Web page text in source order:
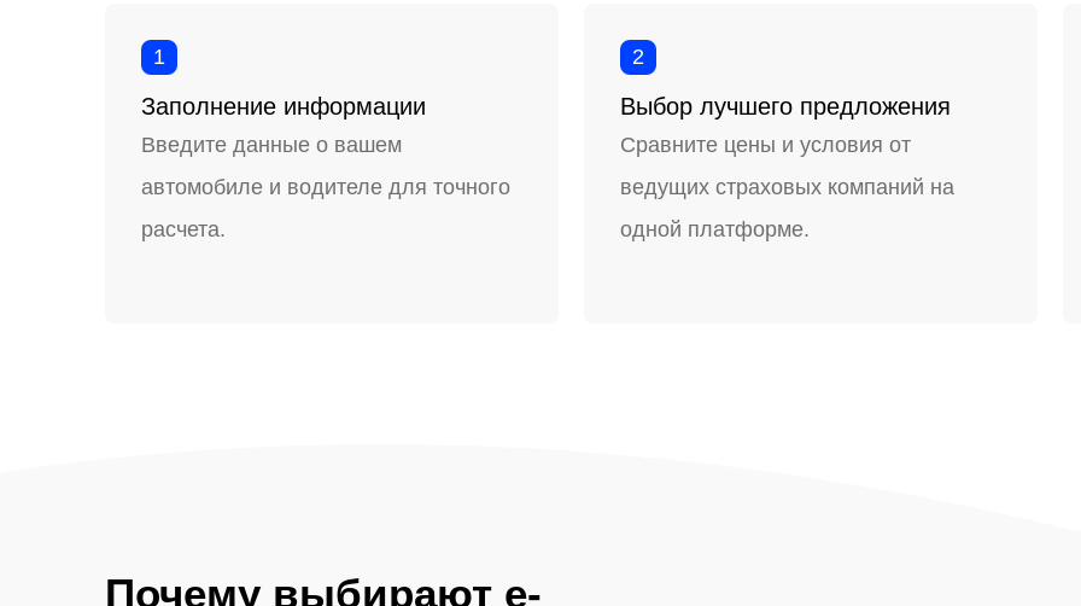
1
Заполнение информации
Введите данные о вашем
автомобиле и водителе для точного
расчета.
2
Выбор лучшего предложения
Сравните цены и условия от
ведущих страховых компаний на
одной платформе.
Почему выбирают e-